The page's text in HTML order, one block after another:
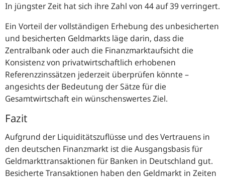
In jüngster Zeit hat sich ihre Zahl von 44 auf 39 verringert.
Ein Vorteil der vollständigen Erhebung des unbesicherten
und besicherten Geldmarkts läge darin, dass die
Zentralbank oder auch die Finanzmarktaufsicht die
Konsistenz von privatwirtschaftlich erhobenen
Referenzzinssätzen jederzeit überprüfen könnte –
angesichts der Bedeutung der Sätze für die
Gesamtwirtschaft ein wünschenswertes Ziel.
Fazit
Aufgrund der Liquiditätszuflüsse und des Vertrauens in
den deutschen Finanzmarkt ist die Ausgangsbasis für
Geldmarkttransaktionen für Banken in Deutschland gut.
Besicherte Transaktionen haben den Geldmarkt in Zeiten